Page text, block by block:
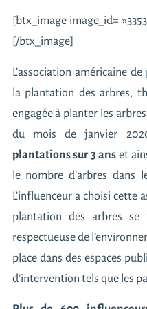
[btx_image image_id=
[/btx_image]
L’association américaine
la plantation des arbres,
engagée à planter les
du mois de janvier
plantations sur 3 ans et
le nombre d’arbres dans
L’influenceur a choisi cette
plantation des arbres
respectueuse de
place dans des espaces
d’intervention tels que les